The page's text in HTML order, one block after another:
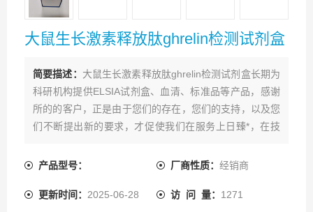
大鼠生长激素释放肽ghrelin检测试剂盒
简要描述： 大鼠生长激素释放肽ghrelin检测试剂盒长期为
科研机构提供ELSIA试剂盒、血清、标准品等产品，感谢
所的的客户，正是由于您们的存在，您们的支持，以及您
们不断提出新的要求，才促使我们在服务上日臻*，在技
产品型号：
厂商性质： 经销商
更新时间： 2025-06-28 访 问 量： 1271